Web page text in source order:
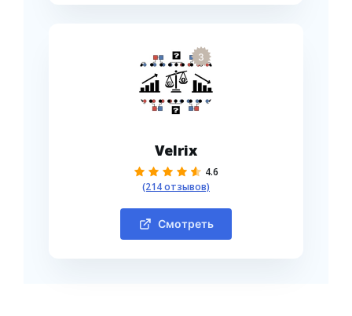
3
Velrix
4.6
(214 отзывов)
Смотреть